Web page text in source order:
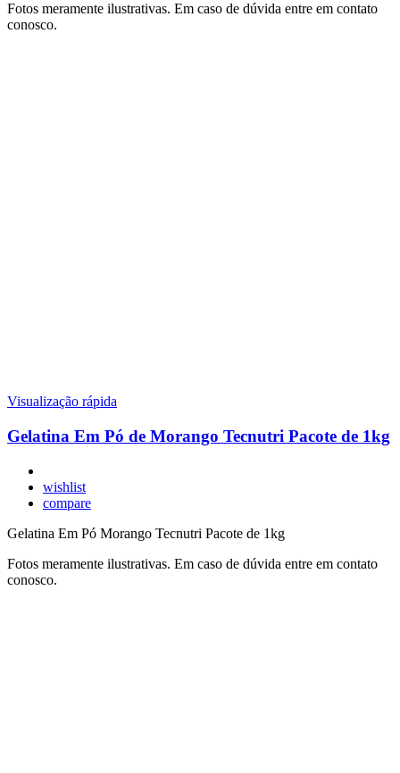
Fotos meramente ilustrativas. Em caso de dúvida entre em contato
conosco.
Visualização rápida
Gelatina Em Pó de Morango Tecnutri Pacote de 1kg
wishlist
compare
Gelatina Em Pó Morango Tecnutri Pacote de 1kg
Fotos meramente ilustrativas. Em caso de dúvida entre em contato
conosco.